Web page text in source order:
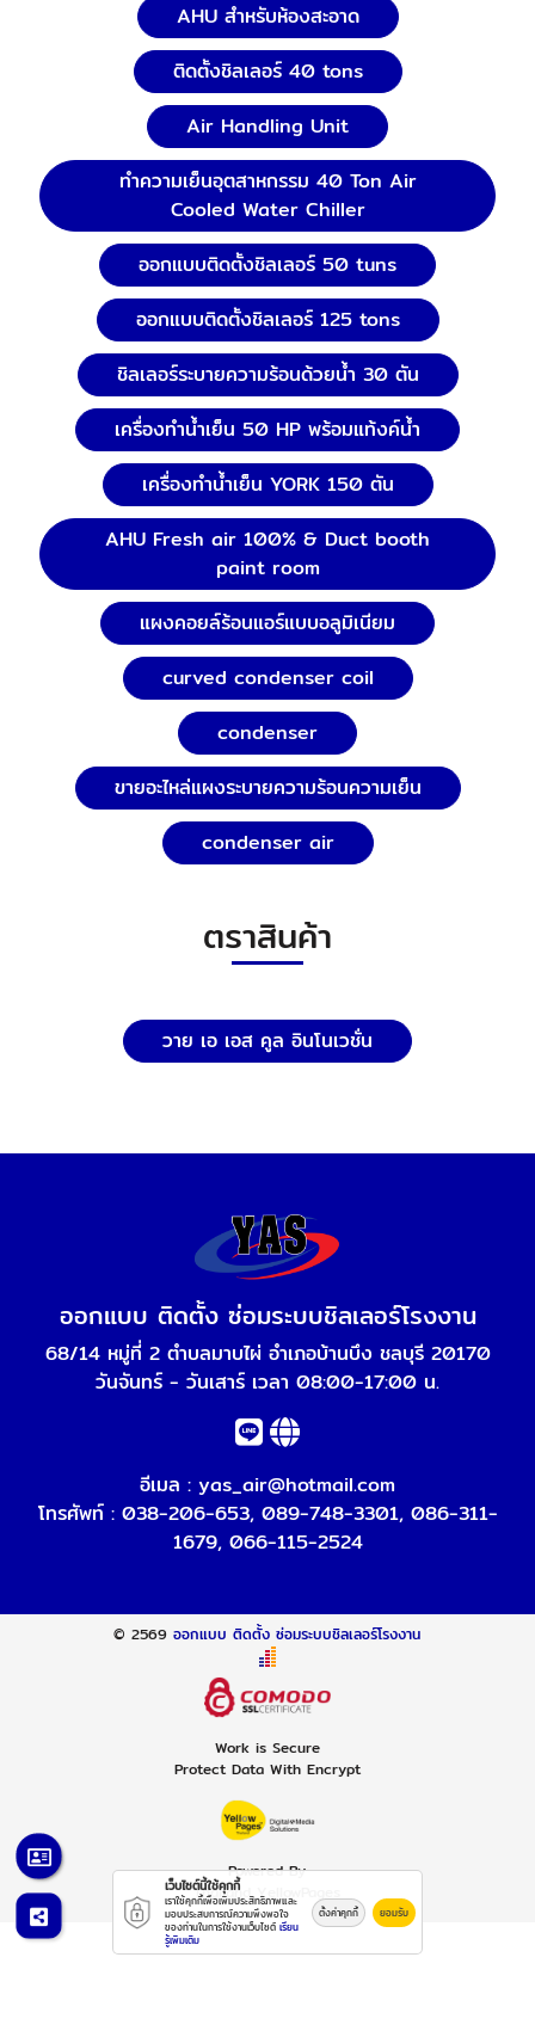
AHU สำหรับห้องสะอาด
ติดตั้งชิลเลอร์ 40 tons
Air Handling Unit
ทำความเย็นอุตสาหกรรม 40 Ton Air
Cooled Water Chiller
ออกแบบติดตั้งชิลเลอร์ 50 tuns
ออกแบบติดตั้งชิลเลอร์ 125 tons
ชิลเลอร์ระบายความร้อนด้วยน้ำ 30 ตัน
เครื่องทำน้ำเย็น 50 HP พร้อมแท้งค์น้ำ
เครื่องทำน้ำเย็น YORK 150 ตัน
AHU Fresh air 100% & Duct booth
paint room
แผงคอยล์ร้อนแอร์แบบอลูมิเนียม
curved condenser coil
condenser
ขายอะไหล่แผงระบายความร้อนความเย็น
condenser air
ตราสินค้า
วาย เอ เอส คูล อินโนเวชั่น
ออกแบบ ติดตั้ง ซ่อมระบบชิลเลอร์โรงงาน
68/14 หมู่ที่ 2 ตำบลมาบไผ่ อำเภอบ้านบึง ชลบุรี 20170
วันจันทร์ - วันเสาร์ เวลา 08:00-17:00 น.
อีเมล : yas_air@hotmail.com
โทรศัพท์ : 038-206-653, 089-748-3301, 086-311-
1679, 066-115-2524
© 2569ออกแบบ ติดตั้ง ซ่อมระบบชิลเลอร์โรงงาน
Work is Secure
Protect Data With Encrypt
Powered By
Thailand YellowPages
เว็บไซต์นี้ใช้คุกกี้
เราใช้คุกกี้เพื่อเพิ่มประสิทธิภาพและ
มอบประสบการณ์ความพึงพอใจ
ของท่านในการใช้งานเว็บไซต์ เรียน
รู้เพิ่มเติม
ตั้งค่าคุกกี้ ยอมรับ